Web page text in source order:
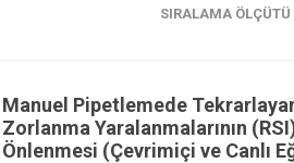
SIRALAMA ÖLÇÜTÜ
Manuel Pipetlemede
Zorlanma Yaralanmalarının
Önlenmesi (Çevrimiçi ve Canlı